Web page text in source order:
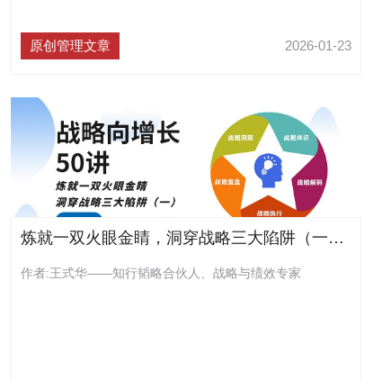
原创管理文章 2026-01-23
炼就一双火眼金睛，洞穿战略三大陷阱（一）（连载55）
作者:王式华——知行韬略合伙人、战略与绩效专家